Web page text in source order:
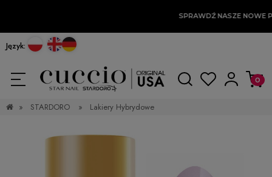
SPRAWDŹ NASZE NOWE
Język:
» STARDORO » Lakiery Hybrydowe